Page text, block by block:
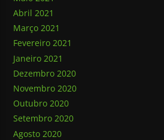
Abril 2021
Março 2021
Fevereiro 2021
Janeiro 2021
Dezembro 2020
Novembro 2020
Outubro 2020
Setembro 2020
Agosto 2020